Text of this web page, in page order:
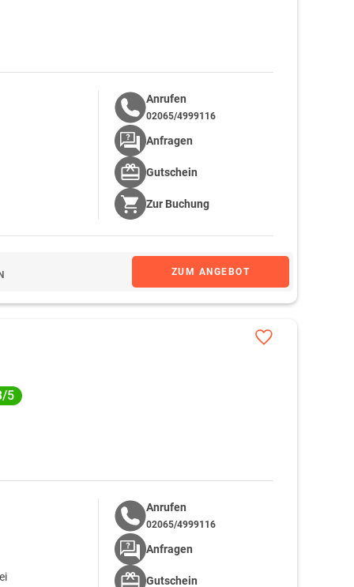
ZUM ANGEBOT
Anrufen
02065/4999116
Anfragen
Gutschein
Zur Buchung
5
Anrufen
02065/4999116
Anfragen
Gutschein